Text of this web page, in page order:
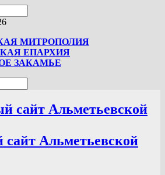
МИТРОПОЛИЯ
ЕПАРХИЯ
ЗАКАМЬЕ
Альметьевской